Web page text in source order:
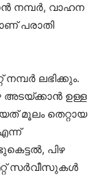
നമ്പർ, വാഹന
പരാതി
നമ്പർ ലഭിക്കും.
ഉള്ള
മൂലം തെറ്റായ
പിഴ
മറ്റ് സർവീസുകൾ